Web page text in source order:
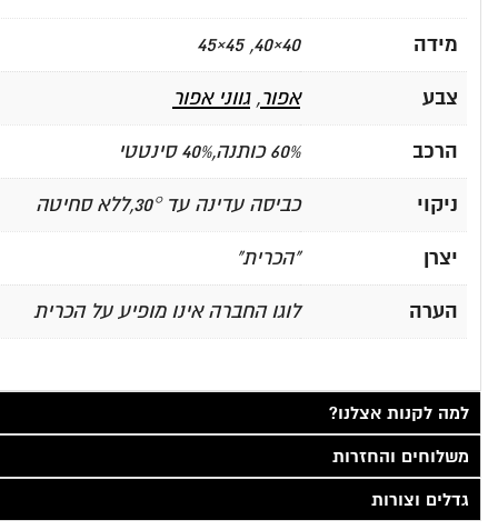
מידה 40×40, 45×45
צבע אפור,גווני אפור
הרכב 60% כותנה,40% סינטטי
ניקוי כביסה עדינה עד 30°,ללא סחיטה
יצרן "הכרית"
הערה לוגו החברה אינו מופיע על הכרית
למה לקנות אצלנו?
משלוחים והחזרות
גדלים וצורות